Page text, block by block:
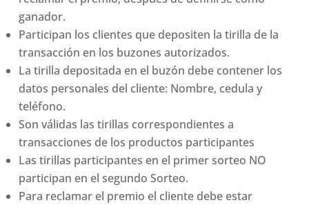
ganador.
Participan los clientes que depositen la tirilla de la
transacción en los buzones autorizados.
La tirilla depositada en el buzón debe contener los
datos personales del cliente: Nombre, cedula y
teléfono.
Son válidas las tirillas correspondientes a
transacciones de los productos participantes
Las tirillas participantes en el primer sorteo NO
participan en el segundo Sorteo.
Para reclamar el premio el cliente debe estar